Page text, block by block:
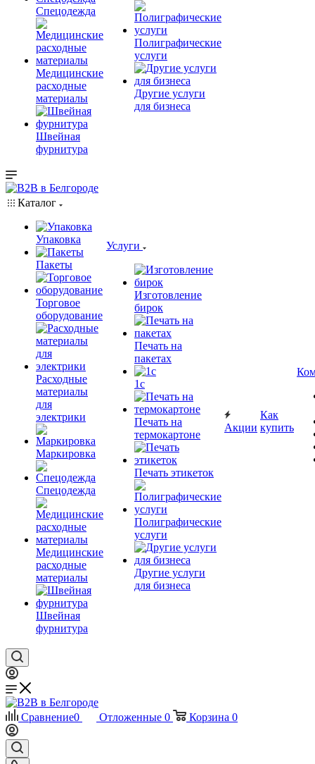
Спецодежда
Медицинские
расходные
материалы
Швейная
фурнитура
Полиграфические
услуги
Другие услуги
для бизнеса
Каталог
Упаковка
Пакеты
Торговое
оборудование
Расходные
материалы
для
электрики
Маркировка
Спецодежда
Медицинские
расходные
материалы
Швейная
фурнитура
Услуги
Изготовление
бирок
Печать на
пакетах
1c
Печать на
термокартоне
Печать этикеток
Полиграфические
услуги
Другие услуги
для бизнеса
Акции
Как
купить
Сравнение0 Отложенные 0 Корзина 0